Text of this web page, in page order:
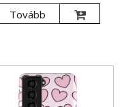
Tovább